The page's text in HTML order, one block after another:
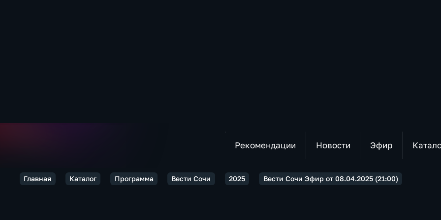
Рекомендации Новости Эфир
Главная Каталог Программа Вести Сочи 2025 Вести Сочи Эфир от 08.04.2025 (21:00)